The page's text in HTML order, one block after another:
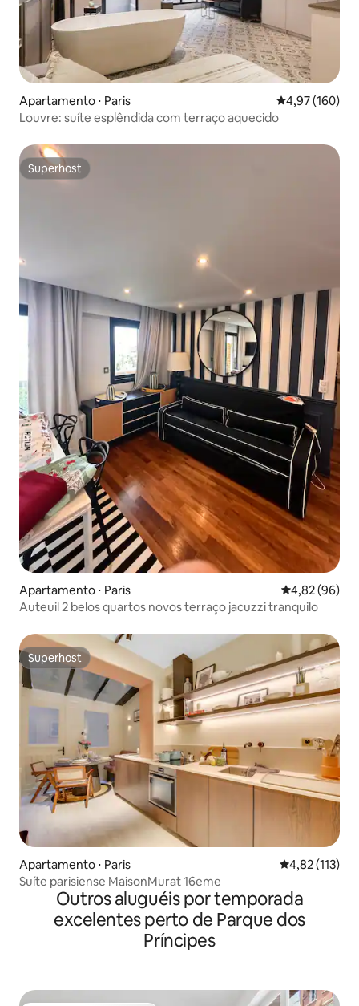
Apartamento ⋅ Paris 4,97 de uma
4,97 (160)
Louvre: suíte esplêndida com terraço aquecido
Superhost
Superhost
Apartamento ⋅ Paris 4,82 de uma
4,82 (96)
Auteuil 2 belos quartos novos terraço jacuzzi tranquilo
Superhost
Superhost
Apartamento ⋅ Paris 4,82 de uma
4,82 (113)
Suíte parisiense MaisonMurat 16eme
Outros aluguéis por temporada
excelentes perto de Parque dos
Príncipes